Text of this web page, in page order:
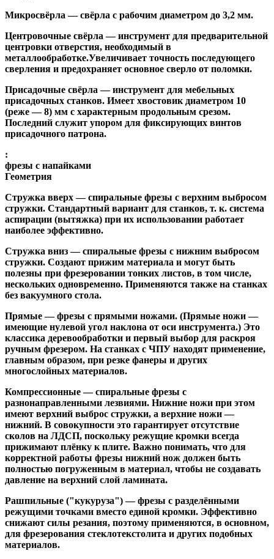
Микросвёрла — свёрла с рабочим диаметром до 3,2 мм.
Центровочные свёрла — инструмент для предварительной
центровки отверстия, необходимый в
металлообработке.Увеличивает точность последующего
сверления и предохраняет основное сверло от поломки.
Присадочные свёрла — инструмент для мебельных
присадочных станков. Имеет хвостовик диаметром 10
(реже — 8) мм с характерным продольным срезом.
Последний служит упором для фиксирующих винтов
присадочного патрона.
:
фрезы с напайками
Геометрия
Стружка вверх— спиральные фрезы с верхним выбросом
стружки. Стандартный вариант для станков, т. к. система
аспирации (вытяжка) при их использовании работает
наиболее эффективно.
Стружка вниз— спиральные фрезы с нижним выбросом
стружки. Создают прижим материала и могут быть
полезны при фрезеровании тонких листов, в том числе,
нескольких одновременно. Применяются также на станках
без вакуумного стола.
Прямые— фрезы с прямыми ножами. (Прямые ножи —
имеющие нулевой угол наклона от оси инструмента.) Это
классика деревообработки и первый выбор для раскроя
ручным фрезером. На станках с ЧПУ находят применение,
главным образом, при резке фанеры и других
многослойных материалов.
Компрессионные— спиральные фрезы с
разнонаправленными лезвиями. Нижние ножи при этом
имеют верхний выброс стружки, а верхние ножи —
нижний. В совокупности это гарантирует отсутствие
сколов на ЛДСП, поскольку режущие кромки всегда
прижимают плёнку к плите. Важно понимать, что для
корректной работы фрезы нижний нож должен быть
полностью погруженным в материал, чтобы не создавать
давление на верхний слой ламината.
Рашпильные ("кукуруза")— фрезы с разделёнными
режущими точками вместо единой кромки. Эффективно
снижают силы резания, поэтому применяются, в основном,
для фрезерования стеклотекстолита и других подобных
материалов.